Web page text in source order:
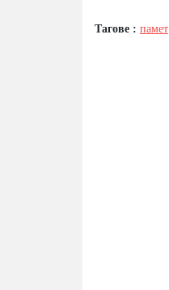
Тагове : памет